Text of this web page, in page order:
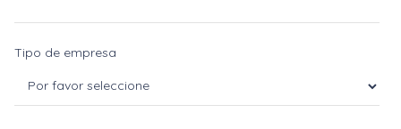
Tipo de empresa